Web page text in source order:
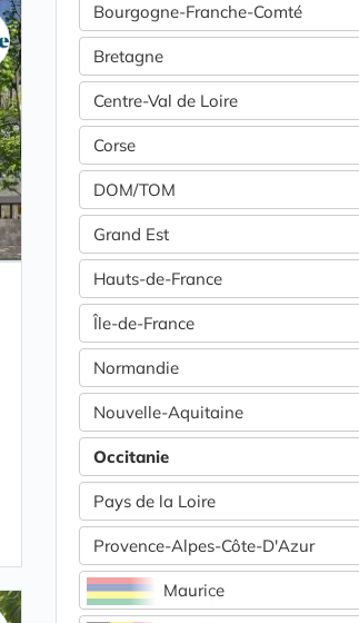
Bourgogne-Franche-Comté
Bretagne
Centre-Val de Loire
Corse
DOM/TOM
Grand Est
Hauts-de-France
Île-de-France
Normandie
Nouvelle-Aquitaine
Occitanie
Pays de la Loire
Provence-Alpes-Côte-D'Azur
Maurice